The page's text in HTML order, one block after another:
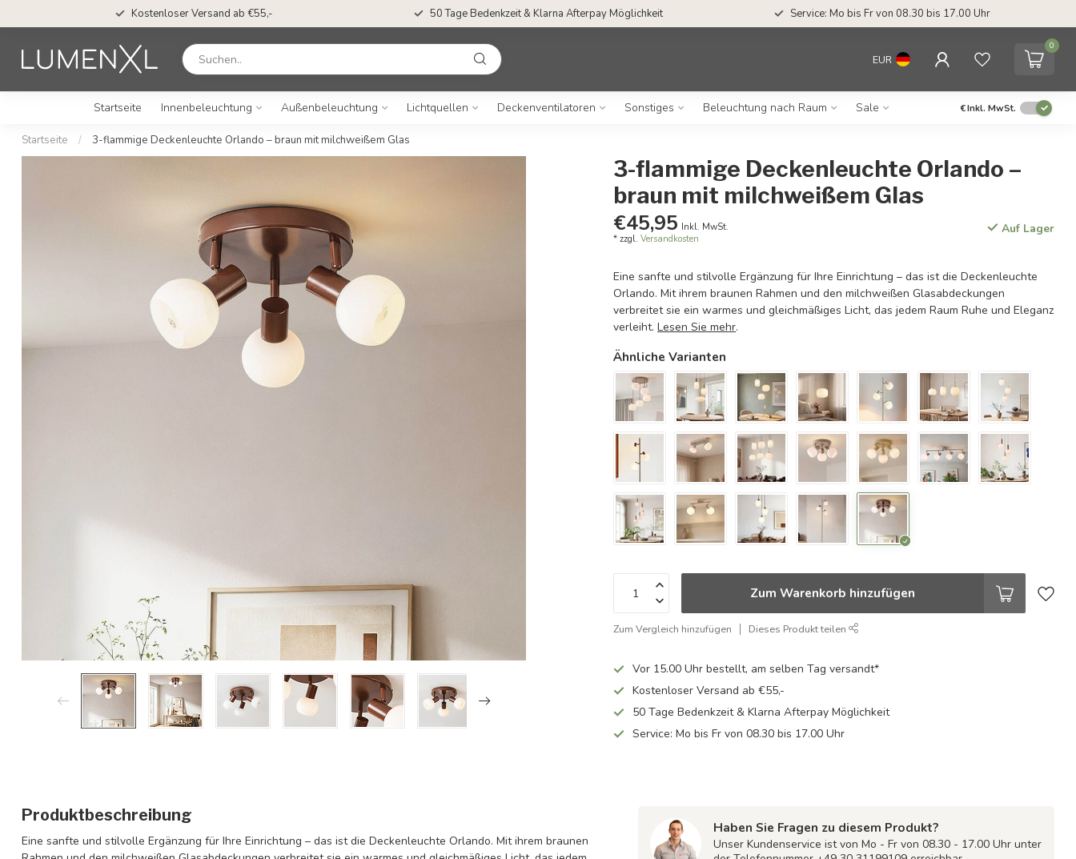
Kostenloser Versand ab €55,- 50 Tage Bedenkzeit & Klarna Afterpay Möglichkeit Service: Mo bis Fr von 08.30 bis 17.00 Uhr
EUR
0
Startseite Innenbeleuchtung Außenbeleuchtung Lichtquellen Deckenventilatoren Sonstiges Beleuchtung nach Raum Sale €Inkl. MwSt.
Startseite / 3-flammige Deckenleuchte Orlando – braun mit milchweißem Glas
3-flammige Deckenleuchte Orlando –
braun mit milchweißem Glas
€45,95 Inkl. MwSt.
* zzgl.Versandkosten
Auf Lager
Eine sanfte und stilvolle Ergänzung für Ihre Einrichtung – das ist die Deckenleuchte
Orlando. Mit ihrem braunen Rahmen und den milchweißen Glasabdeckungen
verbreitet sie ein warmes und gleichmäßiges Licht, das jedem Raum Ruhe und Eleganz
verleiht.Lesen Sie mehr.
Ähnliche Varianten
Zum Warenkorb hinzufügen
Zum Vergleich hinzufügen Dieses Produkt teilen
Vor 15.00 Uhr bestellt, am selben Tag versandt*
Kostenloser Versand ab €55,-
50 Tage Bedenkzeit & Klarna Afterpay Möglichkeit
Service: Mo bis Fr von 08.30 bis 17.00 Uhr
Produktbeschreibung
Eine sanfte und stilvolle Ergänzung für Ihre Einrichtung – das ist die Deckenleuchte Orlando. Mit ihrem braunen
Haben Sie Fragen zu diesem Produkt?
Unser Kundenservice ist von Mo - Fr von 08.30 - 17.00 Uhr unter